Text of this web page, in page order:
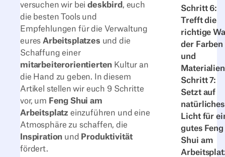
Schritt 6:
Trefft die
richtige
der Farben
und
Materialien
Schritt 7:
Setzt auf
natürliches
Licht für
gutes Feng
Shui am
versuchen wir beideskbird , euch
die besten Tools und
Empfehlungen für die Verwaltung
euresArbeitsplatzes und die
Schaffung einer
mitarbeiterorientierten Kultur an
die Hand zu geben. In diesem
Artikel stellen wir euch 9 Schritte
vor, um Feng Shui am
Arbeitsplatz einzuführen und eine
Atmosphäre zu schaffen, die
Inspiration und
Produktivität
fördert.